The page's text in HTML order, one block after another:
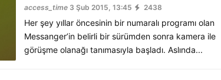
access_time 3 Şub 2015, 13:45 2438
Her şey yıllar öncesinin bir numaralı programı olan
Messanger’in belirli bir sürümden sonra kamera ile
görüşme olanağı tanımasıyla başladı. Aslında...